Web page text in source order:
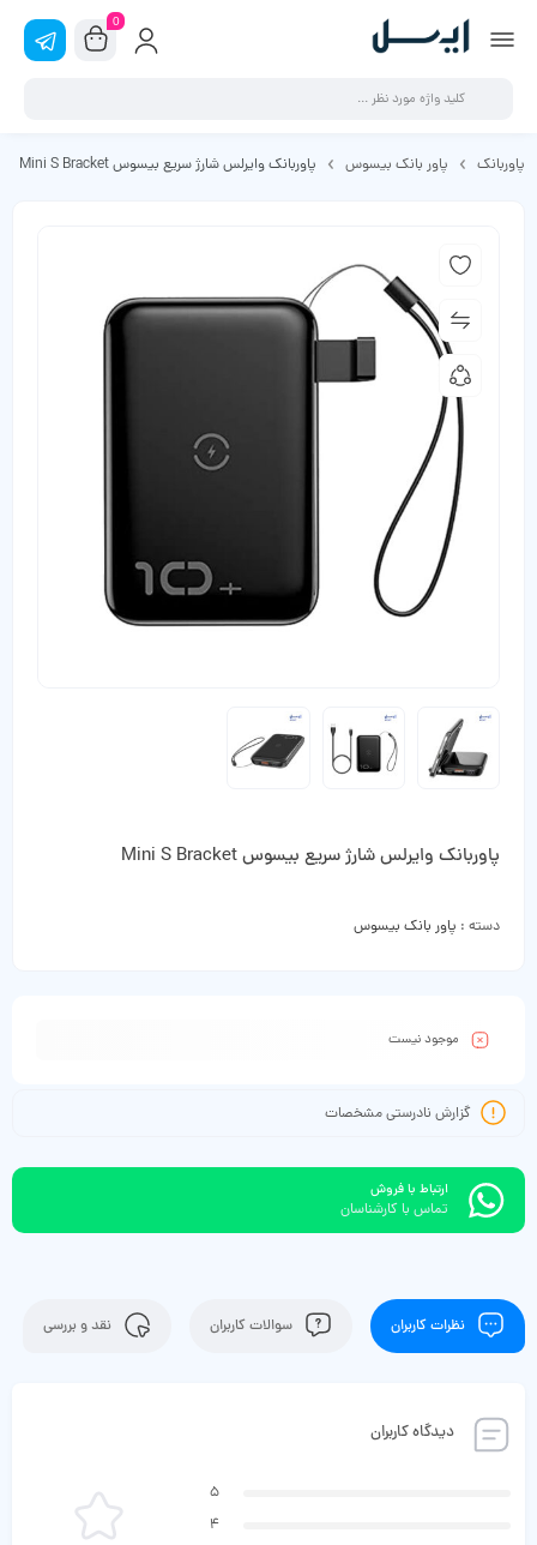
0
پاوربانک پاور بانک بیسوس پاوربانک وایرلس شارژ سریع بیسوس Mini S Bracket
پاوربانک وایرلس شارژ سریع بیسوس Mini S Bracket
دسته : پاور بانک بیسوس
موجود نیست
گزارش نادرستی مشخصات
ارتباط با فروش
تماس با کارشناسان
نظرات کاربران سوالات کاربران نقد و بررسی
دیدگاه کاربران
5
4